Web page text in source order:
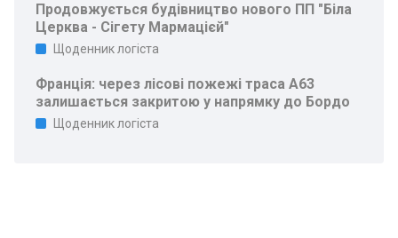
Продовжується будівництво нового ПП "Біла
Церква - Сігету Мармацієй"
Щоденник логіста
Франція: через лісові пожежі траса A63
залишається закритою у напрямку до Бордо
Щоденник логіста